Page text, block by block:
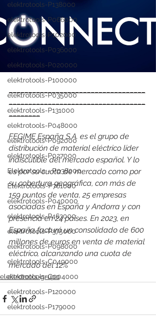
elektrotools-P138000
elektrotools-P066000
elektrotools-P102000
elektrotools-P036000
elektrotools-P020000
elektrotools-P100000
elektrotools-P035000
elektrotools-P131000
elektrotools-P048000
elektrotools-P092000
elektrotools-P027000
Elektrotools - P038000
Elektrotools-P761000
elektrotools-P040000
elektrotools-P463000
elektrotools-P375000
elektrotools-P098000
elektrotools-C049000
elektrotools-C004000
elektrotools-P120000
elektrotools-P179000
___________________________________
________
FEGIME España S.A. es el grupo de
distribución de material eléctrico líder
indiscutible del mercado español. Y lo
es por su cuota de mercado como por
su cobertura geográfica, con más de
159 puntos de venta, 25 empresas
asociadas en España y Andorra y con
presencia en 24 países. En 2023, en
España facturó un consolidado de 600
millones de euros en venta de material
eléctrico, alcanzando una cuota de
mercado del 12%
elektrotools-grupo